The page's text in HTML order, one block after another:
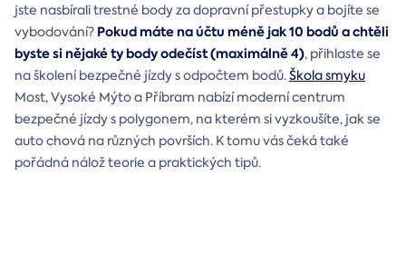
jste nasbírali trestné body za dopravní přestupky a bojíte se
vybodování? Pokud máte na účtu méně jak 10 bodů a chtěli
byste si nějaké ty body odečíst (maximálně 4), přihlaste se
na školení bezpečné jízdy s odpočtem bodů.Škola smyku
Most, Vysoké Mýto a Příbram nabízí moderní centrum
bezpečné jízdy s polygonem, na kterém si vyzkoušíte, jak se
auto chová na různých površích. K tomu vás čeká také
pořádná nálož teorie a praktických tipů.